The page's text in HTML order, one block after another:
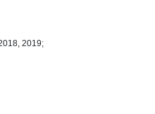
2019;